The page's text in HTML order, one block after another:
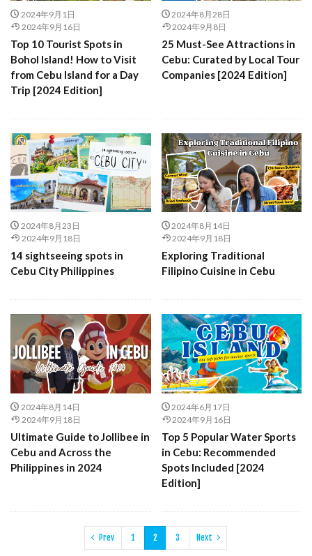
2024年9月1日
2024年9月16日
Top 10 Tourist Spots in
Bohol Island! How to Visit
from Cebu Island for a Day
Trip [2024 Edition]
2024年8月28日
2024年9月8日
25 Must-See Attractions in
Cebu: Curated by Local Tour
Companies [2024 Edition]
2024年8月23日
2024年9月18日
14 sightseeing spots in
Cebu City Philippines
2024年8月14日
2024年9月18日
Exploring Traditional
Filipino Cuisine in Cebu
2024年8月14日
2024年9月18日
Ultimate Guide to Jollibee in
Cebu and Across the
Philippines in 2024
2024年6月17日
2024年9月16日
Top 5 Popular Water Sports
in Cebu: Recommended
Spots Included [2024
Edition]
Prev 1 2 3 Next